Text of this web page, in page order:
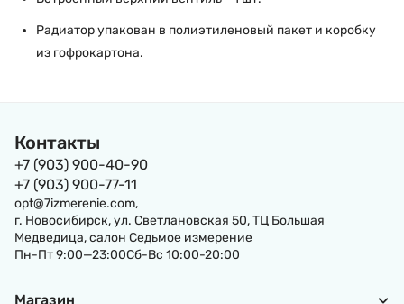
Радиатор упакован в полиэтиленовый пакет и коробку
из гофрокартона.
Контакты
+7 (903) 900-40-90
+7 (903) 900-77-11
opt@7izmerenie.com,
г. Новосибирск, ул. Светлановская 50, ТЦ Большая
Медведица, салон Седьмое измерение
Пн-Пт 9:00—23:00Сб-Вс 10:00-20:00
Магазин